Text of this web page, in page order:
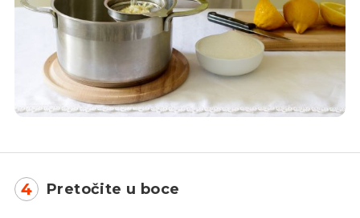
4 Pretočite u boce